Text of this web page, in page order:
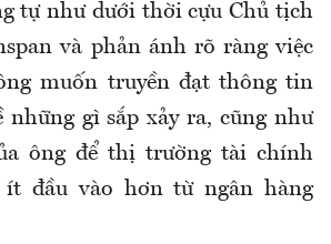
tự như dưới thời cựu Chủ tịch
và phản ánh rõ ràng việc
muốn truyền đạt thông tin
những gì sắp xảy ra, cũng như
ông để thị trường tài chính
đầu vào hơn từ ngân hàng